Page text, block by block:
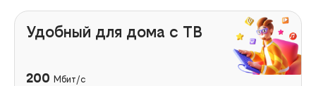
Удобный для дома с ТВ
200 Мбит/с